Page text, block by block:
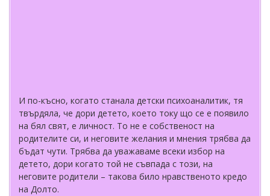
И по-късно, когато станала детски психоаналитик, тя
твърдяла, че дори детето, което току що се е появило
на бял свят, е личност. То не е собственост на
родителите си, и неговите желания и мнения трябва да
бъдат чути. Трябва да уважаваме всеки избор на
детето, дори когато той не съвпада с този, на
неговите родители – такова било нравственото кредо
на Долто.